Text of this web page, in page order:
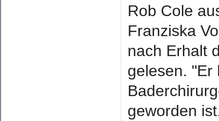
Rob Cole
Franziska
nach Erhalt
gelesen. "Er
geworden